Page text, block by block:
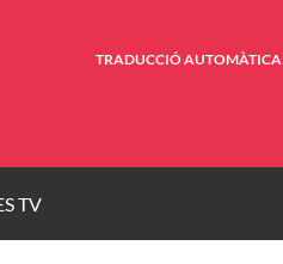
TRADUCCIÓ AUTOMÀTICA
TV